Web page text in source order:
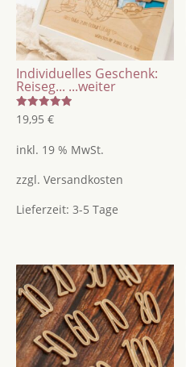
Individuelles Geschenk:
Reiseg... ...weiter
Bewertet
mit
von 5
19,95 €
inkl. 19 % MwSt.
zzgl. Versandkosten
Lieferzeit: 3-5 Tage